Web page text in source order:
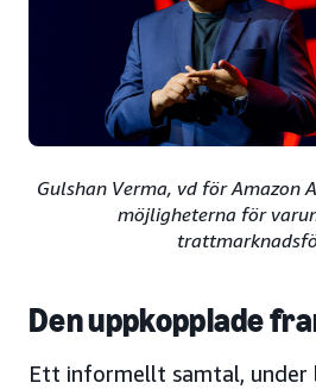
Gulshan Verma, vd för Amazon
möjligheterna för
Den uppkopplade
Ett informellt samtal, under